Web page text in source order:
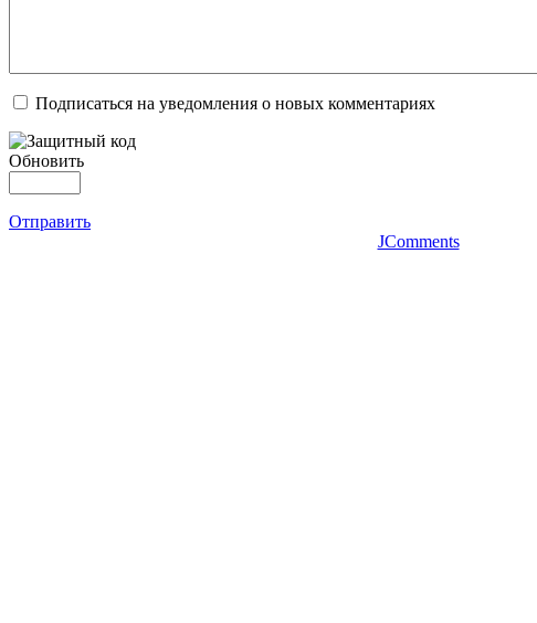
Подписаться на уведомления о новых комментариях
Обновить
Отправить
JComments